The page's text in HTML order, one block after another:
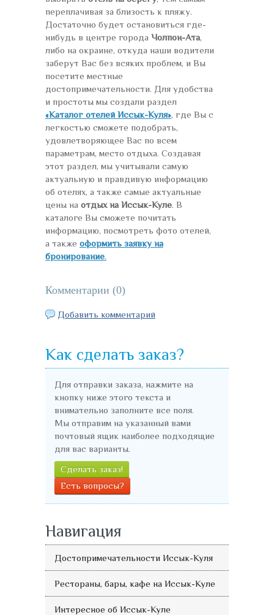
переплачивая за близость к пляжу.
Достаточно будет остановиться где-
нибудь в центре города Чолпон-Ата,
либо на окраине, откуда наши водители
заберут Вас без всяких проблем, и Вы
посетите местные
достопримечательности. Для удобства
и простоты мы создали раздел
«Каталог отелей Иссык-Куля», где Вы с
легкостью сможете подобрать,
удовлетворяющее Вас по всем
параметрам, место отдыха. Создавая
этот раздел, мы учитывали самую
актуальную и правдивую информацию
об отелях, а также самые актуальные
цены на отдых на Иссык-Куле. В
каталоге Вы сможете почитать
информацию, посмотреть фото отелей,
а также оформить заявку на
бронирование.
Комментарии (0)
Добавить комментарий
Как сделать заказ?
Для отправки заказа, нажмите на
кнопку ниже этого текста и
внимательно заполните все поля.
Мы отправим на указанный вами
почтовый ящик наиболее подходящие
для вас варианты.
Сделать заказ!
Есть вопросы?
Навигация
Достопримечательности Иссык-Куля
Рестораны, бары, кафе на Иссык-Куле
Интересное об Иссык-Куле